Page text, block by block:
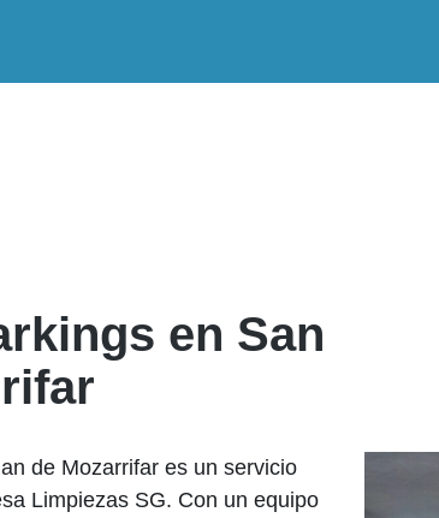
en San
de Mozarrifar es un servicio
Limpiezas SG. Con un equipo